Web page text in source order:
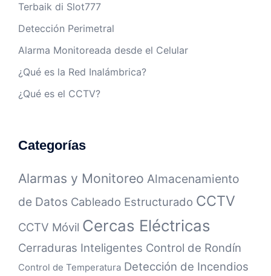
Terbaik di Slot777
Detección Perimetral
Alarma Monitoreada desde el Celular
¿Qué es la Red Inalámbrica?
¿Qué es el CCTV?
Categorías
Alarmas y Monitoreo Almacenamiento
de Datos Cableado Estructurado CCTV
CCTV Móvil Cercas Eléctricas
Cerraduras Inteligentes Control de Rondín
Control de Temperatura Detección de Incendios